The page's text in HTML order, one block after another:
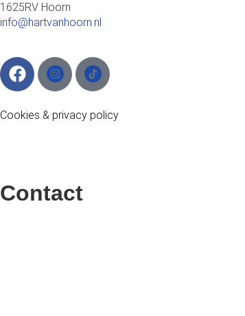
1625RV Hoorn
info@hartvanhoorn.nl
Cookies & privacy policy
Contact